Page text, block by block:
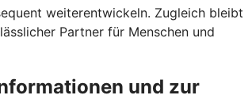
weiterentwickeln. Zugleich bleibt
Partner für Menschen und
und zur